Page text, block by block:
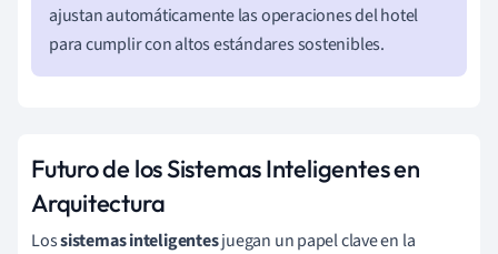
ajustan automáticamente las operaciones del hotel
para cumplir con altos estándares sostenibles.
Futuro de los Sistemas Inteligentes en
Arquitectura
Lossistemas inteligentesjuegan un papel clave en la